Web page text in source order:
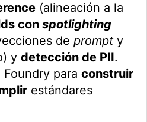
(alineación a la
conspotlighting
deprompt y
ydetección de PII.
Foundry paraconstruir
estándares